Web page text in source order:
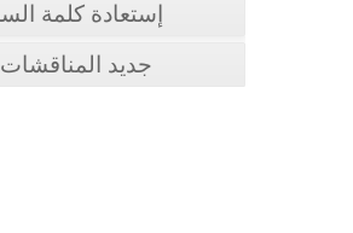
إستعادة كلمة السر
جديد المناقشات